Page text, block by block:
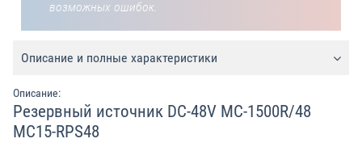
возможных ошибок.
Описание и полные характеристики
Описание:
Резервный источник DC-48V MC-1500R/48
MC15-RPS48